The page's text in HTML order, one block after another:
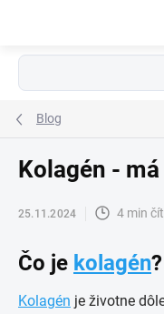
Blog
Kolagén -
25.11.2024 4 min
Čo je kolagén?
Kolagén je životne